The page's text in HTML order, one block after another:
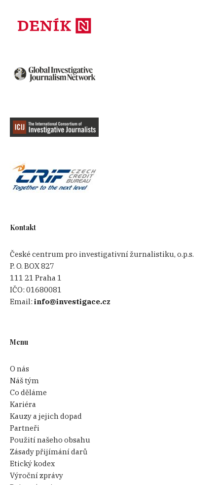
Kontakt
České centrum pro investigativní žurnalistiku, o.p.s.
P. O. BOX 827
111 21 Praha 1
IČO:01680081
Email:info@investigace.cz
Menu
O nás
Náš tým
Co děláme
Kariéra
Kauzy a jejich dopad
Partneři
Použití našeho obsahu
Zásady přijímání darů
Etický kodex
Výroční zprávy